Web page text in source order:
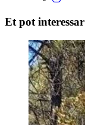
Et pot interessar